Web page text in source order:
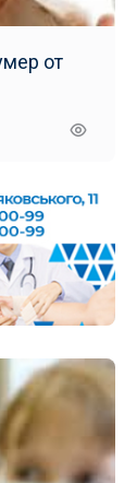
от